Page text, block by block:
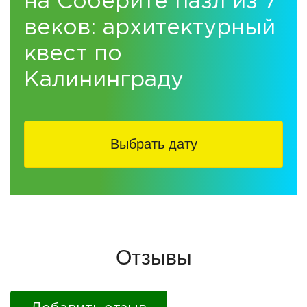
веков: архитектурный
квест по
Калининграду
Выбрать дату
Отзывы